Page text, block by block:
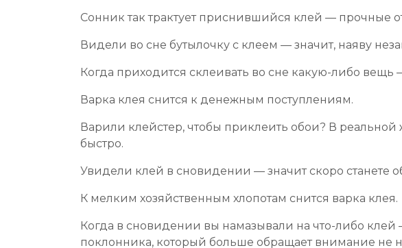
Сонник так трактует приснившийся клей — прочные
Видели во сне бутылочку с клеем — значит, наяву
Когда приходится склеивать во сне какую-либо
Варка клея снится к денежным поступлениям.
Варили клейстер, чтобы приклеить обои? В
быстро.
Увидели клей в сновидении — значит скоро станете
К мелким хозяйственным хлопотам снится варка клея.
Когда в сновидении вы намазывали на что-либо клей
поклонника, который больше обращает внимание не